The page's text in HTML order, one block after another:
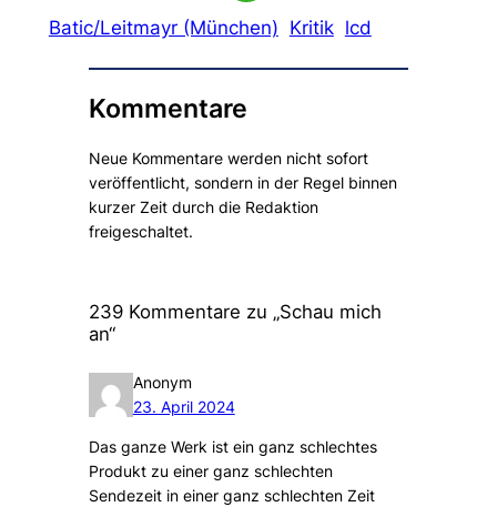
Batic/Leitmayr (München) Kritik lcd
Kommentare
Neue Kommentare werden nicht sofort
veröffentlicht, sondern in der Regel binnen
kurzer Zeit durch die Redaktion
freigeschaltet.
239 Kommentare zu „Schau mich
an“
Anonym
23. April 2024
Das ganze Werk ist ein ganz schlechtes
Produkt zu einer ganz schlechten
Sendezeit in einer ganz schlechten Zeit